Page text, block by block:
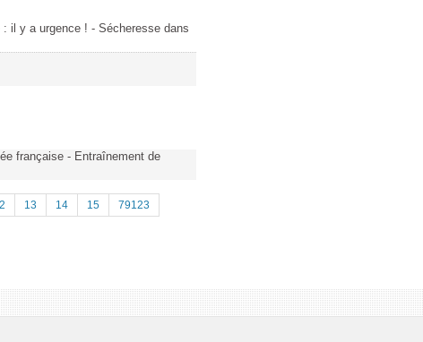
il y a urgence ! - Sécheresse dans
française - Entraînement de
13 14 15
79123